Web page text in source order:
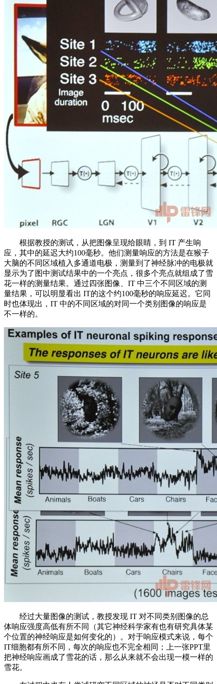
根据教授的测试，从把图像呈现给眼睛，到 IT 产生响
应，其中的延迟大约100毫秒。他们测量响应的方法是在猴子
大脑的不同区域植入多通道电极，测量到了神经脉冲的电极就
显示为了图中测试结果中的一个亮点，很多个亮点就组成了雪
花一样的测量结果。通过四张图像、IT 中三个不同区域的测
量结果，可以明显看出 IT的这个约100毫秒的响应延迟。它同
时也体现出，IT 中的不同区域的对同一个类别图像的响应是
不一样的。
经过大量图像的测试，教授发现 IT 对不同类别图像的总
体响应强度高低有所不同（其它神经科学家有也有研究具体某
个位置的神经响应是如何变化的）。对于响应模式来说，每个
IT细胞都有所不同，每次的响应也不完全相同；上一张PPT里
把神经响应画成了雪花的话，那么从来就不会出现一模一样的
雪花。